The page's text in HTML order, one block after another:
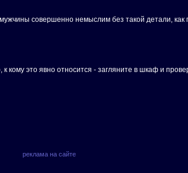
совершенно немыслим без такой детали, как
это явно относится - загляните в шкаф и
реклама на сайте